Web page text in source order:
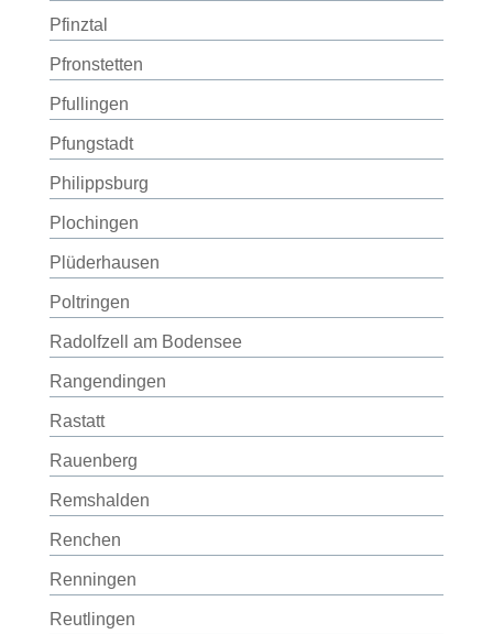
Pfinztal
Pfronstetten
Pfullingen
Pfungstadt
Philippsburg
Plochingen
Plüderhausen
Poltringen
Radolfzell am Bodensee
Rangendingen
Rastatt
Rauenberg
Remshalden
Renchen
Renningen
Reutlingen